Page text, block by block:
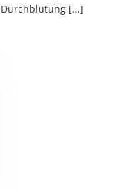
Durchblutung […]